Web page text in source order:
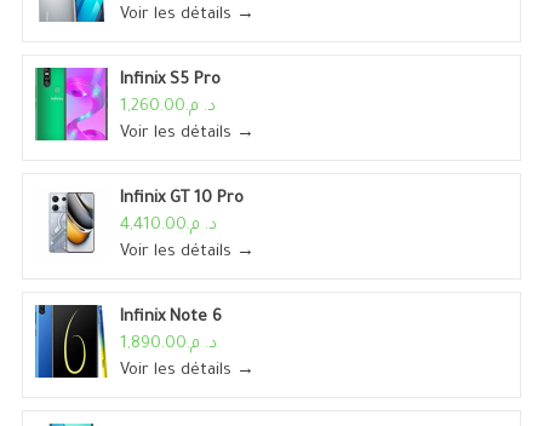
Voir les détails →
Infinix S5 Pro
د. م.1,260.00
Voir les détails →
Infinix GT 10 Pro
د. م.4,410.00
Voir les détails →
Infinix Note 6
د. م.1,890.00
Voir les détails →